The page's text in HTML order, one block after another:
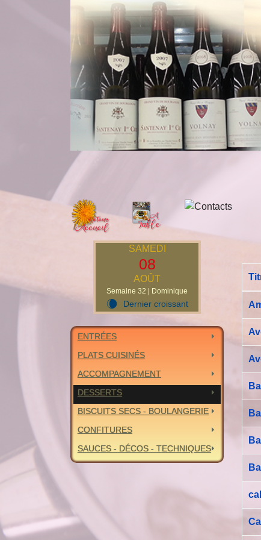
SAMEDI
08
AOÛT
Semaine 32 | Dominique
W Dernier croissant
ENTRÉES
PLATS CUISINÉS
ACCOMPAGNEMENT
DESSERTS
BISCUITS SECS - BOULANGERIE
CONFITURES
SAUCES - DÉCOS - TECHNIQUES